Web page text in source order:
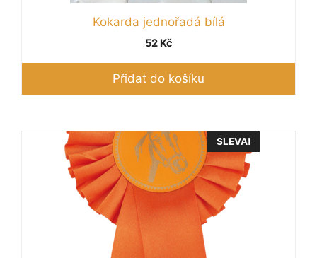
Kokarda jednořadá bílá
52 Kč
Přidat do košíku
SLEVA!